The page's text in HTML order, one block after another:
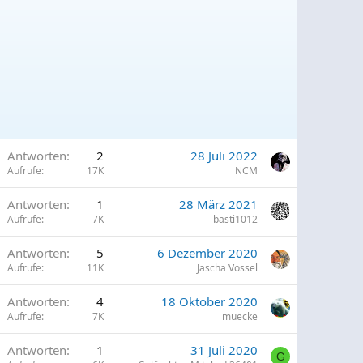
Antworten 2
Aufrufe 17K
28 Juli 2022
NCM
Antworten 1
Aufrufe 7K
28 März 2021
basti1012
Antworten 5
Aufrufe 11K
6 Dezember 2020
Jascha Vossel
Antworten 4
Aufrufe 7K
18 Oktober 2020
muecke
Antworten 1 31 Juli 2020 G